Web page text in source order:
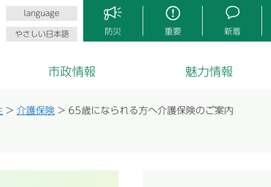
language
やさしい日本語 防災 重要 新着
市政情報 魅力情報
> 介護保険 > 65歳になられる方へ介護保険のご案内